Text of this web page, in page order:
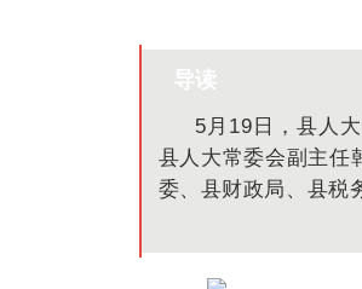
导读
5月19日，县人
县人大常委会副主任
委、县财政局、县税